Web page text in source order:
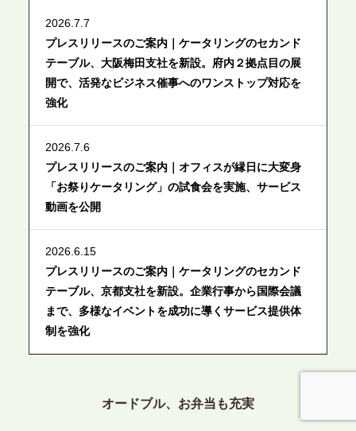
2026.7.7
プレスリリースのご案内｜ケータリングのセカンド
テーブル、大阪梅田支社を新設。府内２拠点目の展
開で、活発なビジネス催事へのワンストップ対応を
強化
2026.7.6
プレスリリースのご案内｜オフィスが縁日に大変身
「お祭りケータリング」の試食会を実施、サービス
動画を公開
2026.6.15
プレスリリースのご案内｜ケータリングのセカンド
テーブル、京都支社を新設。企業行事から国際会議
まで、多様なイベントを成功に導くサービス提供体
制を強化
プレスリリースのご案内｜ケータリングのセカンド
テーブル、東京都中央区に支社を新設。都内３拠点
オードブル、お弁当も充実